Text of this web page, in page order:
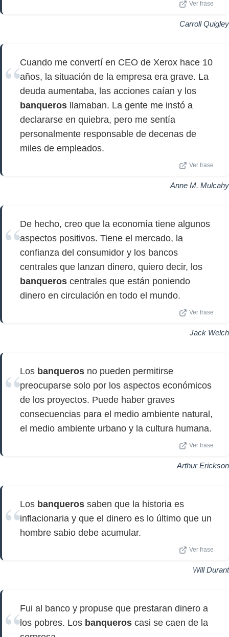
Ver frase
Carroll Quigley
Cuando me convertí en CEO de Xerox hace 10
años, la situación de la empresa era grave. La
deuda aumentaba, las acciones caían y los
banqueros llamaban. La gente me instó a
declararse en quiebra, pero me sentía
personalmente responsable de decenas de
miles de empleados.
Ver frase
Anne M. Mulcahy
De hecho, creo que la economía tiene algunos
aspectos positivos. Tiene el mercado, la
confianza del consumidor y los bancos
centrales que lanzan dinero, quiero decir, los
banqueros centrales que están poniendo
dinero en circulación en todo el mundo.
Ver frase
Jack Welch
Los banqueros no pueden permitirse
preocuparse solo por los aspectos económicos
de los proyectos. Puede haber graves
consecuencias para el medio ambiente natural,
el medio ambiente urbano y la cultura humana.
Ver frase
Arthur Erickson
Los banqueros saben que la historia es
inflacionaria y que el dinero es lo último que un
hombre sabio debe acumular.
Ver frase
Will Durant
Fui al banco y propuse que prestaran dinero a
los pobres. Los banqueros casi se caen de la